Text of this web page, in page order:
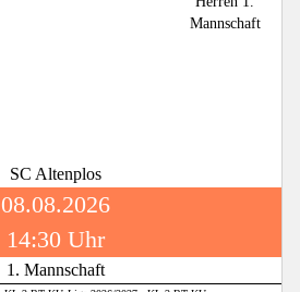
SC Altenplos
08.08.2026
14:30 Uhr
1. Mannschaft